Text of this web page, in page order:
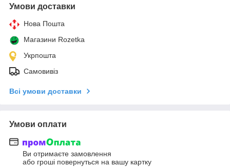
Умови доставки
Нова Пошта
Магазини Rozetka
Укрпошта
Самовивіз
Всі умови доставки
Умови оплати
Ви отримаєте замовлення
або гроші повернуться на вашу картку